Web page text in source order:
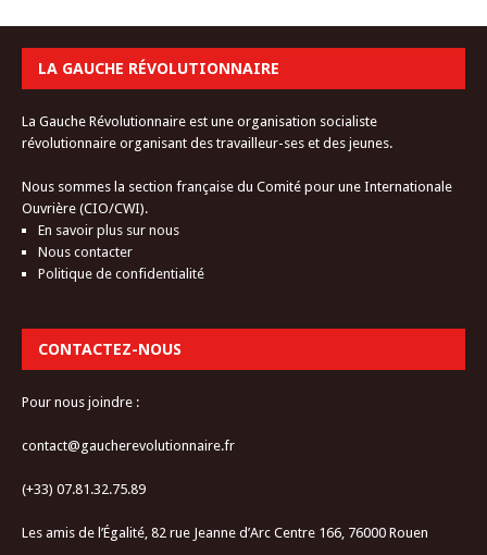
LA GAUCHE RÉVOLUTIONNAIRE
La Gauche Révolutionnaire est une organisation socialiste
révolutionnaire organisant des travailleur-ses et des jeunes.
Nous sommes la section française du Comité pour une Internationale
Ouvrière (CIO/CWI).
En savoir plus sur nous
Nous contacter
Politique de confidentialité
CONTACTEZ-NOUS
Pour nous joindre :
contact@gaucherevolutionnaire.fr
(+33) 07.81.32.75.89
Les amis de l’Égalité, 82 rue Jeanne d’Arc Centre 166, 76000 Rouen